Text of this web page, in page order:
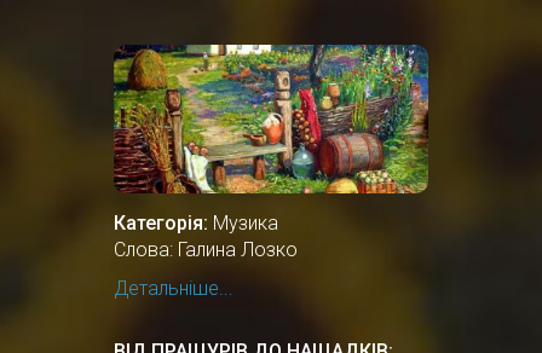
Категорія: Музика
Слова: Галина Лозко
Детальніше...